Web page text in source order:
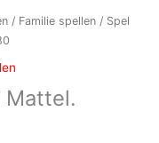
/ Familie spellen / Spel
Mattel.